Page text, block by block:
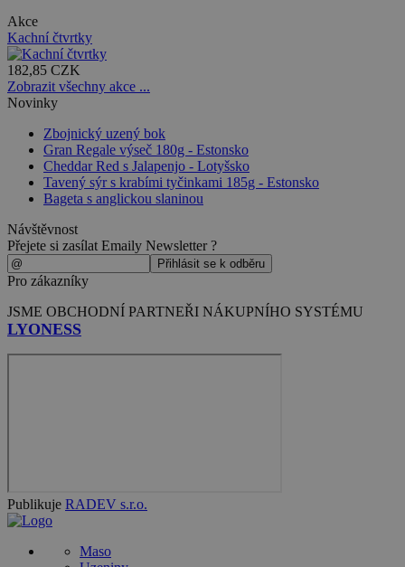
Akce
Kachní čtvrtky
182,85 CZK
Zobrazit všechny akce ...
Novinky
Zbojnický uzený bok
Gran Regale výseč 180g - Estonsko
Cheddar Red s Jalapenjo - Lotyšsko
Tavený sýr s krabími tyčinkami 185g - Estonsko
Bageta s anglickou slaninou
Návštěvnost
Přejete si zasílat Emaily Newsletter ?
Pro zákazníky
JSME OBCHODNÍ PARTNEŘI NÁKUPNÍHO SYSTÉMU
LYONESS
Publikuje RADEV s.r.o.
Maso